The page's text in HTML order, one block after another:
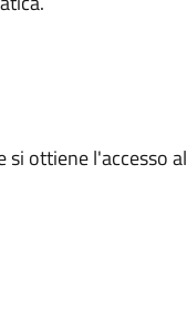
ottiene l'accesso al